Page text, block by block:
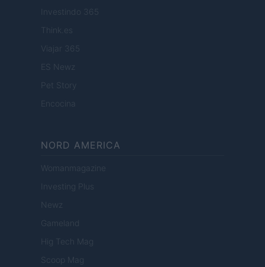
Investindo 365
Think.es
Viajar 365
ES Newz
Pet Story
Encocina
NORD AMERICA
Womanmagazine
Investing Plus
Newz
Gameland
Hig Tech Mag
Scoop Mag